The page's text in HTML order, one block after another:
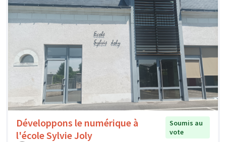
Développons le numérique à
l'école Sylvie Joly
Soumis au
vote